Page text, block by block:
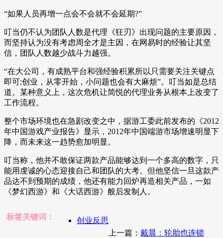
“如果人员再增一点会不会就不会延期?”
叮当仍不认为团队人数是代理《狂刃》出现问题的主要原因，
而坚持认为没有考虑周全才是主因，在网易时的经验让其坚
信，团队人数越少战斗力越强。
“在大公司，有成熟平台和强经验积累所以只需要关注关键点
即可;创业，从零开始，小问题也会有大麻烦”。叮当如是总结
道。某种意义上，这次危机让简悦的代理业务从根本上改变了
工作流程。
整个市场环境也在急剧改变之中，据游工委此前发布的《2012
年中国游戏产业报告》显示，2012年中国端游市场增速明显下
降，而未来这一趋势愈加明显。
叮当称，他并不敢保证两款产品能够达到一个多高的数字，只
能用虔诚的心态迎接自己和团队的大考。但他坚信一旦这款产
品达不到预期的成绩，他还有能力回炉再造相关产品，一如
《梦幻西游》和《大话西游》般后发制人。
标签关键词：
创业反思
上一篇： 戴晨：轮胎也连锁